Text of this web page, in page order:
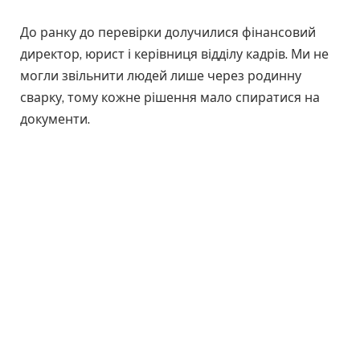
До ранку до перевірки долучилися фінансовий
директор, юрист і керівниця відділу кадрів. Ми не
могли звільнити людей лише через родинну
сварку, тому кожне рішення мало спиратися на
документи.